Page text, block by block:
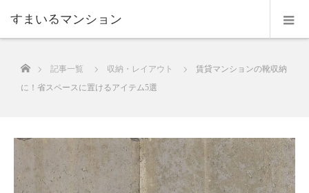
すまいるマンション
ホーム記事一覧 収納・レイアウト
賃貸マンションの靴収納
に！省スペースに置けるアイテム5選